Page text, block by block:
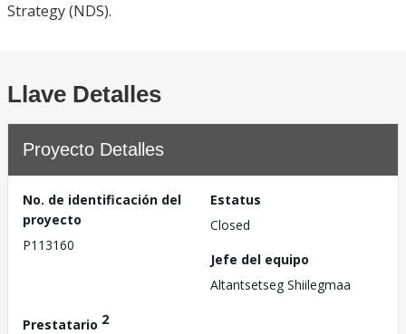
Strategy (NDS).
Llave Detalles
Proyecto Detalles
No. de identificación del
proyecto
P113160
Estatus
Closed
Jefe del equipo
Altantsetseg Shiilegmaa
Prestatario 2